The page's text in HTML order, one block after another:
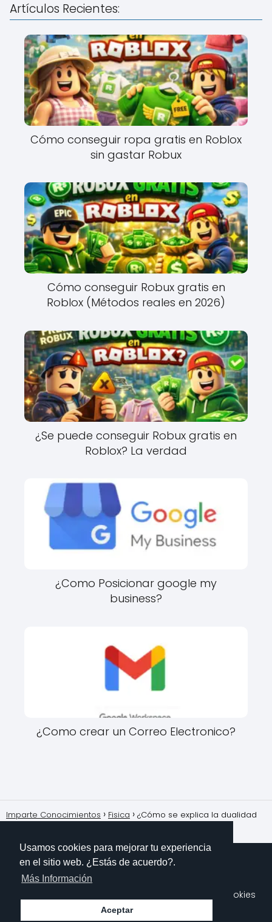
Artículos Recientes:
Cómo conseguir ropa gratis en Roblox
sin gastar Robux
Cómo conseguir Robux gratis en
Roblox (Métodos reales en 2026)
¿Se puede conseguir Robux gratis en
Roblox? La verdad
¿Como Posicionar google my
business?
¿Como crear un Correo Electronico?
Imparte Conocimientos Fisica
¿Cómo se explica la dualidad
Política de Cookies
Polítioca de Privacidad
Usamos cookies para mejorar tu experiencia
en el sitio web. ¿Estás de acuerdo?.
Más Información
Aceptar